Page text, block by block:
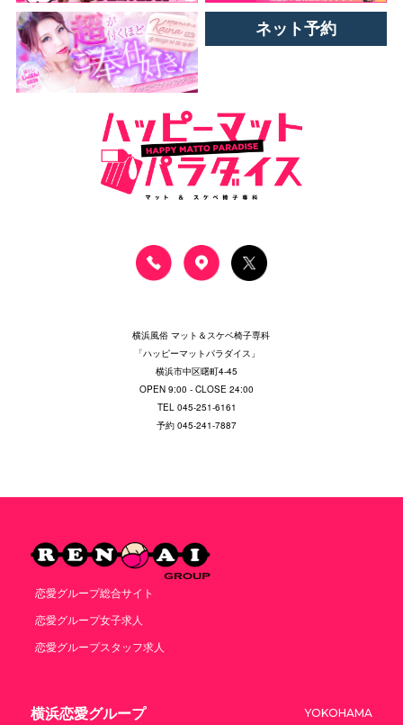
ネット予約
横浜風俗 マット＆スケベ椅子専科
「ハッピーマットパラダイス」
横浜市中区曙町4-45
OPEN 9:00 - CLOSE 24:00
TEL 045-251-6161
予約 045-241-7887
恋愛グループ総合サイト
恋愛グループ女子求人
恋愛グループスタッフ求人
横浜恋愛グループ YOKOHAMA